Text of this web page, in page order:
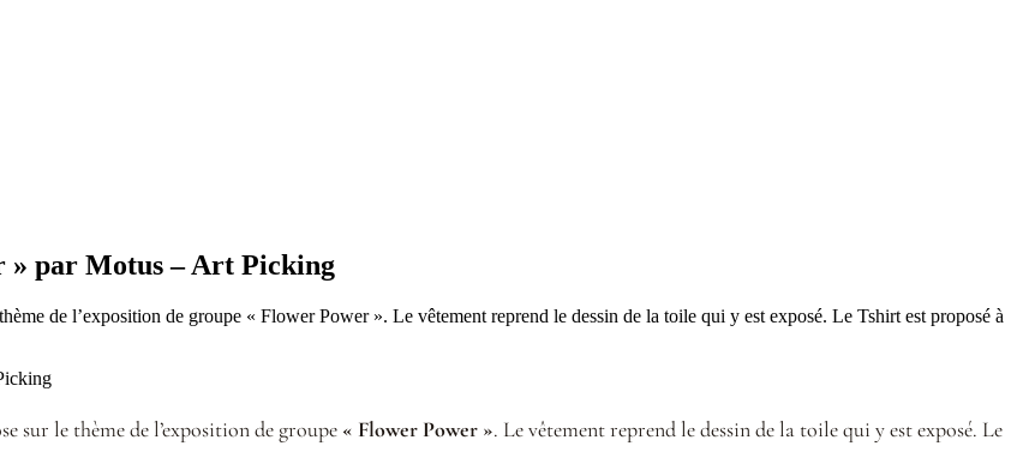
» par Motus – Art Picking
de l’exposition de groupe « Flower Power ». Le vêtement reprend le dessin de la toile qui y est exposé. Le Tshirt est proposé à
sur le thème de l’exposition de groupe « Flower Power ». Le vêtement reprend le dessin de la toile qui y est exposé. Le